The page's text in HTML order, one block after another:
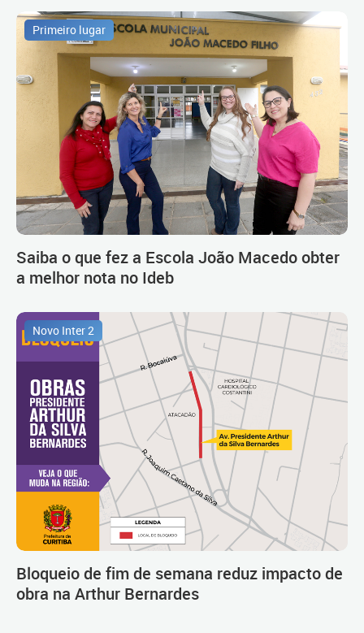
Primeiro lugar
Saiba o que fez a Escola João Macedo obter
a melhor nota no Ideb
Novo Inter 2
Bloqueio de fim de semana reduz impacto de
obra na Arthur Bernardes